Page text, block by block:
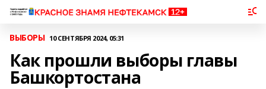
ВЫБОРЫ 10 СЕНТЯБРЯ 2024, 05:31
Как прошли выборы главы
Башкортостана